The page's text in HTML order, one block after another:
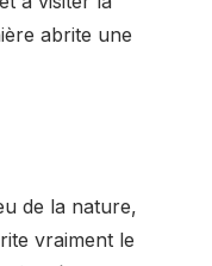
abrite une
de la nature,
vraiment le